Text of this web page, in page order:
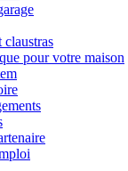
claustras
pour votre maison